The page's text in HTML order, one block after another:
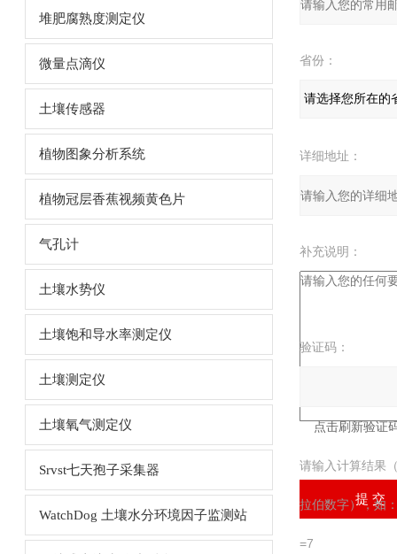
堆肥腐熟度测定仪
微量点滴仪
土壤传感器
植物图象分析系统
植物冠层香蕉视频黄色片
气孔计
土壤水势仪
土壤饱和导水率测定仪
土壤测定仪
土壤氧气测定仪
Srvst七天孢子采集器
WatchDog 土壤水分环境因子监测站
省份：
详细地址：
补充说明：
验证码：
请输入计算结果
拉伯数字），如
=7